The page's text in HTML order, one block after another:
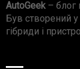
AutoGeek– блог
Був створений
гібриди і